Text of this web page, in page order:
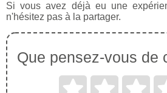
Si vous avez déjà eu une
n'hésitez pas à la partager.
Que pensez-vous de